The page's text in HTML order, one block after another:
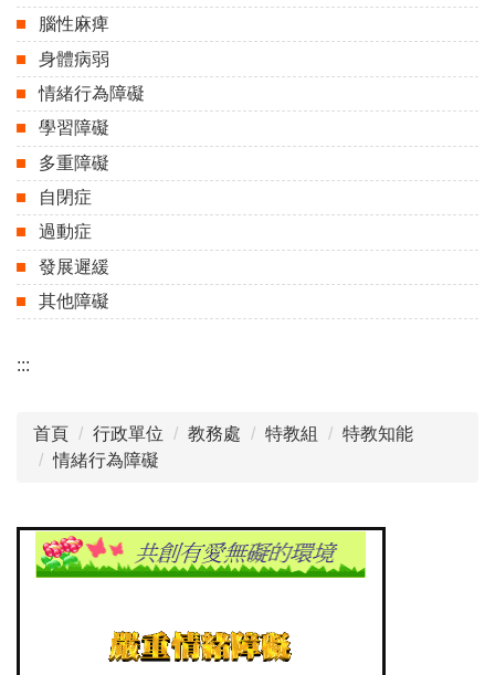
腦性麻痺
身體病弱
情緒行為障礙
學習障礙
多重障礙
自閉症
過動症
發展遲緩
其他障礙
:::
首頁 行政單位 教務處 特教組
特教知能
情緒行為障礙